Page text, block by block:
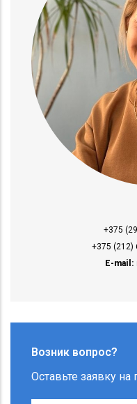
+375
+375 (212)
E-mail:
Возник вопрос?
Оставьте заявку на